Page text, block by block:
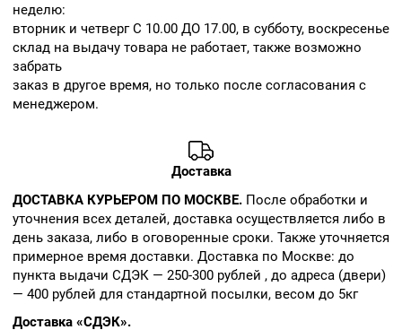
неделю:
вторник и четверг С 10.00 ДО 17.00, в субботу, воскресенье
склад на выдачу товара не работает, также возможно
забрать
заказ в другое время, но только после согласования с
менеджером.
Доставка
ДОСТАВКА КУРЬЕРОМ ПО МОСКВЕ. После обработки и
уточнения всех деталей, доставка осуществляется либо в
день заказа, либо в оговоренные сроки. Также уточняется
примерное время доставки. Доставка по Москве: до
пункта выдачи СДЭК — 250-300 рублей , до адреса (двери)
— 400 рублей для стандартной посылки, весом до 5кг
Доставка «СДЭК».